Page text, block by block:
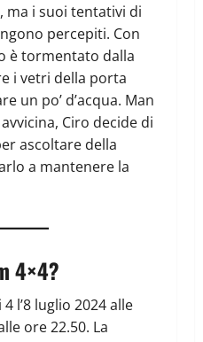
ma i suoi tentativi di
percepiti. Con
è tormentato dalla
i vetri della porta
un po’ d’acqua. Man
Ciro decide di
ascoltare della
a mantenere la
4×4?
l’8 luglio 2024 alle
ore 22.50. La